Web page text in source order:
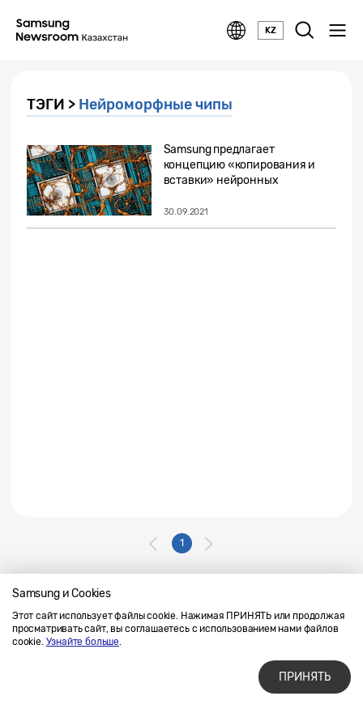
KZ
Samsung и Cookies
Этот сайт использует файлы cookie. Нажимая ПРИНЯТЬ или продолжая
просматривать сайт, вы соглашаетесь с использованием нами файлов
cookie. Узнайте больше.
ПРИНЯТЬ
ТЭГИ > Нейроморфные чипы
Samsung предлагает
концепцию «копирования и
вставки» нейронных
30.09.2021
1
Напишите нам
SAMSUNG.COM
Условия использования материалов